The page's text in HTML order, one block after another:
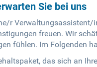
Sie bei uns
r Verwaltungsassistent/
freuen. Wir
fühlen. Im Folgenden
das sich an